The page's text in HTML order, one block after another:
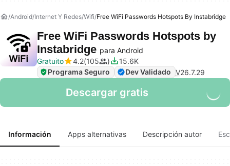
Android Internet Y Redes Wifi Free WiFi Passwords Hotspots By Instabridge
Free WiFi Passwords Hotspots by
Instabridge para Android
Gratuito
4.2 105
15.6K
Programa Seguro
Dev Validado V26.7.29
Descargar gratis
Información Apps alternativas Descripción autor